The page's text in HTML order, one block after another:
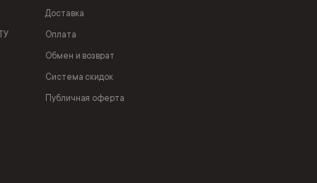
Доставка
Оплата
Обмен и возврат
Система скидок
Публичная оферта